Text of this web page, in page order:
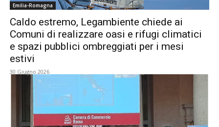
Emilia-Romagna
Caldo estremo, Legambiente chiede ai
Comuni di realizzare oasi e rifugi climatici
e spazi pubblici ombreggiati per i mesi
estivi
30 Giugno 2026